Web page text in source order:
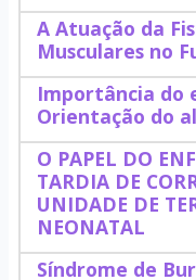
A Atuação da
Musculares no
Importância do
Orientação do
O PAPEL DO
TARDIA DE
UNIDADE DE
NEONATAL
Síndrome de